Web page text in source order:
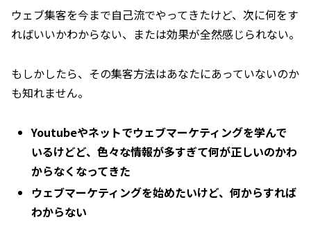
ウェブ集客を今まで自己流でやってきたけど、次に何をす
ればいいかわからない、または効果が全然感じられない。
もしかしたら、その集客方法はあなたにあっていないのか
も知れません。
Youtubeやネットでウェブマーケティングを学んで
いるけどど、色々な情報が多すぎて何が正しいのかわ
からなくなってきた
ウェブマーケティングを始めたいけど、何からすれば
わからない